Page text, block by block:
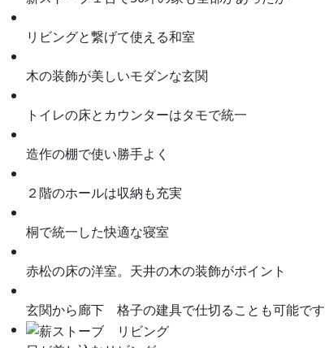
リビングと繋げて使える和室
木の装飾が美しいモダンな玄関
トイレの床とカウンターはタモで統一
造作の棚で使い勝手よく
２階のホールは収納も充実
桐で統一した快適な寝室
赤松の床の洋室。天井の木の装飾がポイント
玄関から廊下 格子の建具で仕切ることも可能です